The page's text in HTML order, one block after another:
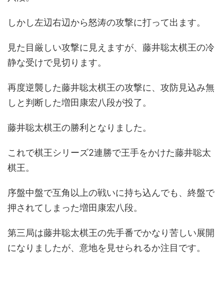
しかし左辺右辺から怒涛の攻撃に打って出ます。
見た目厳しい攻撃に見えますが、藤井聡太棋王の冷
静な受けで見切ります。
再度逆襲した藤井聡太棋王の攻撃に、攻防見込み無
しと判断した増田康宏八段が投了。
藤井聡太棋王の勝利となりました。
これで棋王シリーズ2連勝で王手をかけた藤井聡太
棋王。
序盤中盤で互角以上の戦いに持ち込んでも、終盤で
押されてしまった増田康宏八段。
第三局は藤井聡太棋王の先手番でかなり苦しい展開
になりましたが、意地を見せられるか注目です。